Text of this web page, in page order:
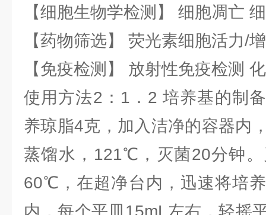
【细胞生物学检测】 细胞凋亡
【药物筛选】 荧光素细胞活力/
【免疫检测】 放射性免疫检测
使用方法2：1．2 培养基的制
养琼脂4克，加入洁净的容器内
蒸馏水，121℃，灭菌20分钟
60℃，在超净台内，迅速将培
内，每个平皿15mL左右，轻摇